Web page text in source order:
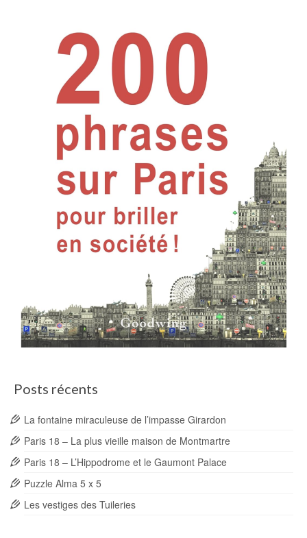
Posts récents
La fontaine miraculeuse de l’impasse Girardon
Paris 18 – La plus vieille maison de Montmartre
Paris 18 – L’Hippodrome et le Gaumont Palace
Puzzle Alma 5 x 5
Les vestiges des Tuileries